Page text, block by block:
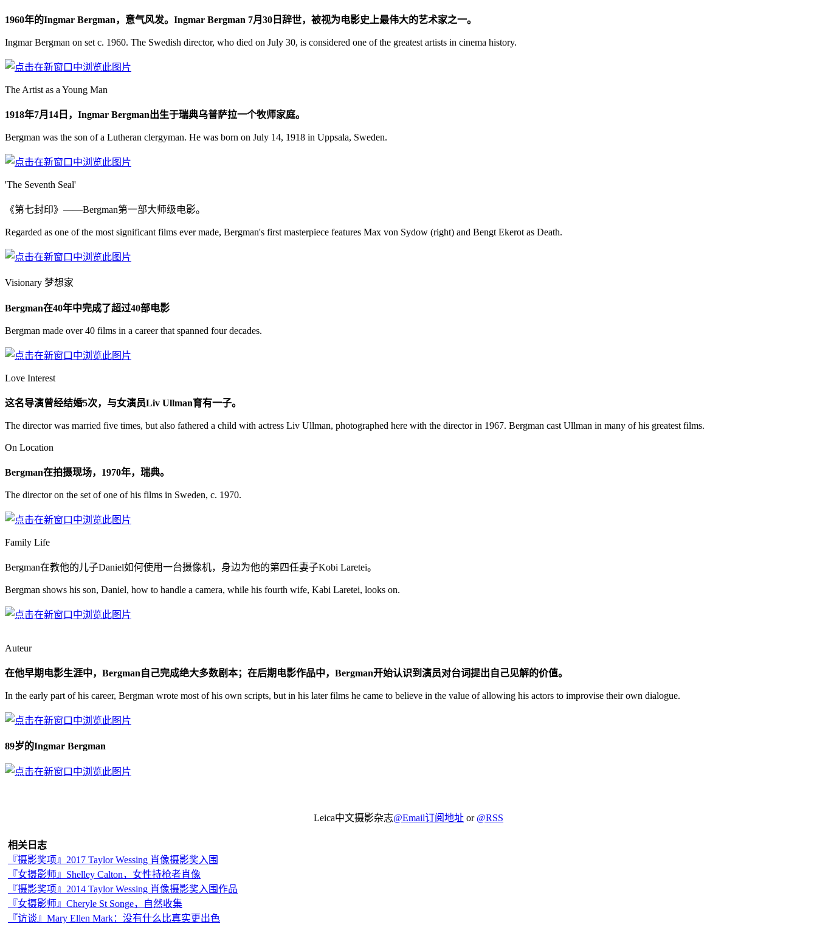
1960年的Ingmar Bergman，意气风发。Ingmar Bergman 7月30日辞世，被视为电影史上最伟大的艺术家之一。
Ingmar Bergman on set c. 1960. The Swedish director, who died on July 30, is considered one of the greatest artists in cinema history.
The Artist as a Young Man
1918年7月14日，Ingmar Bergman出生于瑞典乌普萨拉一个牧师家庭。
Bergman was the son of a Lutheran clergyman. He was born on July 14, 1918 in Uppsala, Sweden.
'The Seventh Seal'
《第七封印》——Bergman第一部大师级电影。
Regarded as one of the most significant films ever made, Bergman's first masterpiece features Max von Sydow (right) and Bengt Ekerot as Death.
Visionary 梦想家
Bergman在40年中完成了超过40部电影
Bergman made over 40 films in a career that spanned four decades.
Love Interest
这名导演曾经结婚5次，与女演员Liv Ullman育有一子。
The director was married five times, but also fathered a child with actress Liv Ullman, photographed here with the director in 1967. Bergman cast Ullman in many of his greatest films.
On Location
Bergman在拍摄现场，1970年，瑞典。
The director on the set of one of his films in Sweden, c. 1970.
Family Life
Bergman在教他的儿子Daniel如何使用一台摄像机，身边为他的第四任妻子Kobi Laretei。
Bergman shows his son, Daniel, how to handle a camera, while his fourth wife, Kabi Laretei, looks on.
Auteur
在他早期电影生涯中，Bergman自己完成绝大多数剧本；在后期电影作品中，Bergman开始认识到演员对台词提出自己见解的价值。
In the early part of his career, Bergman wrote most of his own scripts, but in his later films he came to believe in the value of allowing his actors to improvise their own dialogue.
89岁的Ingmar Bergman
Leica中文摄影杂志@Email订阅地址 or @RSS
相关日志
『摄影奖项』2017 Taylor Wessing 肖像摄影奖入围
『女摄影师』Shelley Calton，女性持枪者肖像
『摄影奖项』2014 Taylor Wessing 肖像摄影奖入围作品
『女摄影师』Cheryle St Songe，自然收集
『访谈』Mary Ellen Mark：没有什么比真实更出色